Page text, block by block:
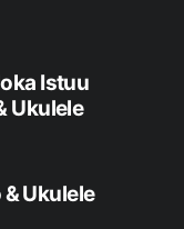
Istuu
Ukulele
& Ukulele